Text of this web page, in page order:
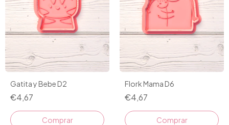
Gatita y Bebe D2
€4,67
Comprar
Flork Mama D6
€4,67
Comprar